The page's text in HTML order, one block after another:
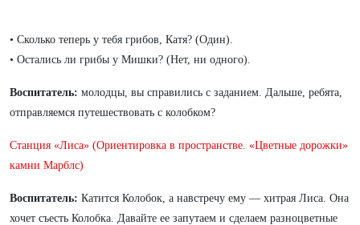
• Сколько теперь у тебя грибов, Катя? (Один).
• Остались ли грибы у Мишки? (Нет, ни одного).
Воспитатель: молодцы, вы справились с заданием. Дальше, ребята,
отправляемся путешествовать с колобком?
Станция «Лиса» (Ориентировка в пространстве. «Цветные дорожки»
камни Марблс)
Воспитатель: Катится Колобок, а навстречу ему — хитрая Лиса. Она
хочет съесть Колобка. Давайте ее запутаем и сделаем разноцветные